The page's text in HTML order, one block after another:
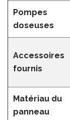
Pompes
doseuses
Accessoires
fournis
Matériau du
panneau